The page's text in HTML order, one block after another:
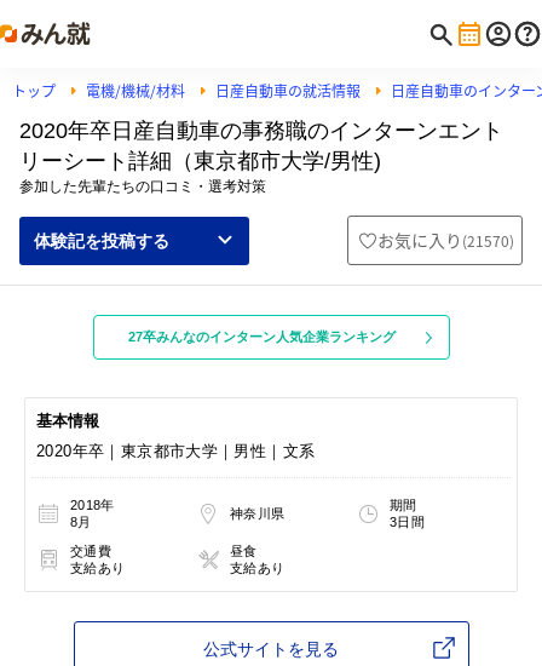
トップ 電機/機械/材料 日産自動車の就活情報 日産自動車のインター
2020年卒日産自動車の事務職のインターンエント
リーシート詳細（東京都市大学/男性)
参加した先輩たちの口コミ・選考対策
体験記を投稿する お気に入り (21570)
27卒みんなのインターン人気企業ランキング
基本情報
2020年卒｜東京都市大学｜男性｜文系
2018年
8月
神奈川県
期間
3日間
交通費
支給あり
昼食
支給あり
公式サイトを見る